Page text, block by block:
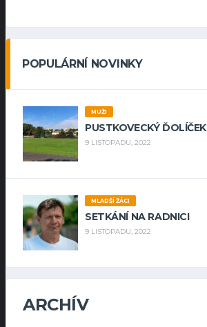
POPULÁRNÍ NOVINKY
MUŽI
PUSTKOVECKÝ ĎOLÍČEK
9 LISTOPADU, 2022
MLADŠÍ ŽÁCI
SETKÁNÍ NA RADNICI
9 LISTOPADU, 2022
ARCHÍV